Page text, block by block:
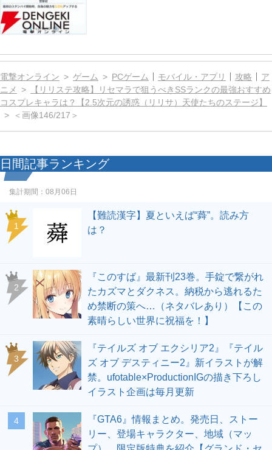
電撃オンライン ゲーム PCゲーム モバイル・アプリ 攻略
ア
ニメ
【リリステ攻略】リセマラで狙うべきSSランクの最強おすすめ
コスプレキャラは？【2.5次元の誘惑（リリサ）天使たちのステージ】
＜画像146/217＞
日間記事ランキング
集計期間： 08月06日
1
【難読漢字】夏といえば“蕣”。読み方
は？
2
『このすば』最新刊23巻。手錠で繋がれ
たカズマとダクネス。納税から逃れるた
め禁断の策へ…（ネタバレあり）【この
素晴らしい世界に祝福を！】
3
『テイルズ オブ エクシリア2』『テイル
ズ オブ デスティニー2』新イラストが解
禁。ufotable×ProductionIGの描き下ろし
イラスト企画は毎月更新
4
『GTA6』情報まとめ。発売日、ストー
リー、登場キャラクター、地域（マッ